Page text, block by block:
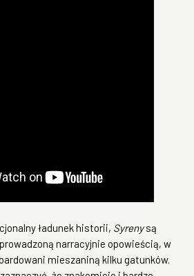
ładunek historii, Syrenysą
narracyjnie opowieścią, w
mieszaniną kilku gatunków.